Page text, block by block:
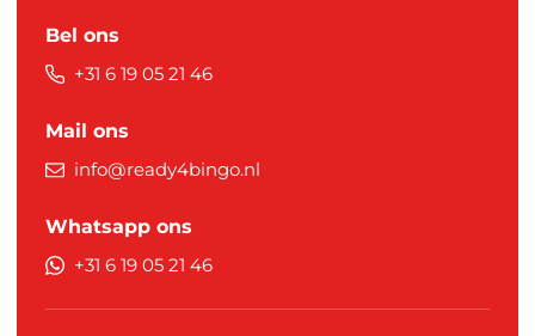
Bel ons
+31 6 19 05 21 46
Mail ons
info@ready4bingo.nl
Whatsapp ons
+31 6 19 05 21 46